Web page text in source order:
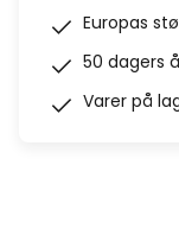
Europas
50 dagers
Varer på